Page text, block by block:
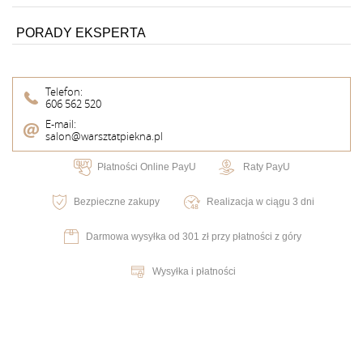
PORADY EKSPERTA
Telefon:
606 562 520
E-mail:
salon@warsztatpiekna.pl
Płatności Online PayU Raty PayU
Bezpieczne zakupy Realizacja w ciągu 3 dni
Darmowa wysyłka od 301 zł przy płatności z góry
Wysyłka i płatności